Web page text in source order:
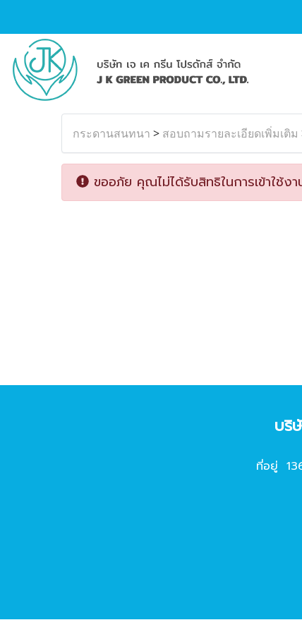
กระดานสนทนา > สอบถามรายละเอียดเพิ่มเติม
ขออภัย คุณไม่ได้รับสิทธิในการเข้าใช้ง
บริ
ที่อยู่